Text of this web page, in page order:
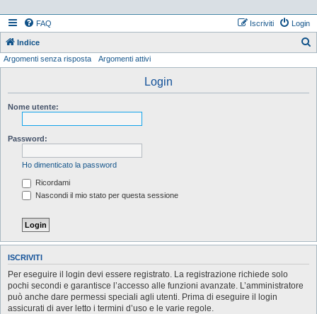
FAQ Login
Iscriviti
Indice
Argomenti senza risposta Argomenti attivi
Login
Nome utente:
Password:
Ho dimenticato la password
Ricordami
Nascondi il mio stato per questa sessione
ISCRIVITI
Per eseguire il login devi essere registrato. La registrazione richiede solo
pochi secondi e garantisce l’accesso alle funzioni avanzate. L’amministratore
può anche dare permessi speciali agli utenti. Prima di eseguire il login
assicurati di aver letto i termini d’uso e le varie regole.